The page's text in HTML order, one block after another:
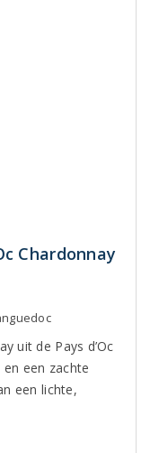
Chardonnay
uit de Pays d’Oc
een zachte
een lichte,